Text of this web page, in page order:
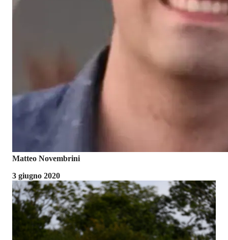
Matteo Novembrini
3 giugno 2020